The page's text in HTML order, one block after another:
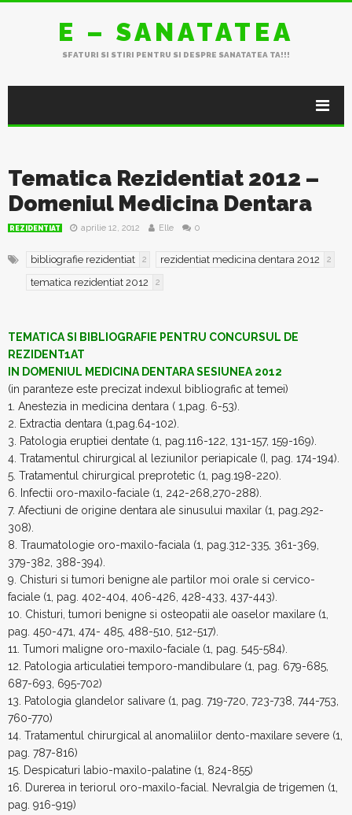
E – SANATATEA
SFATURI SI STIRI PENTRU SI DESPRE SANATATEA TA!!!
Tematica Rezidentiat 2012 –
Domeniul Medicina Dentara
REZIDENTIAT aprilie 12, 2012 Elle 0
bibliografie rezidentiat 2 rezidentiat medicina dentara 2012 2
tematica rezidentiat 2012 2
TEMATICA SI BIBLIOGRAFIE PENTRU CONCURSUL DE
REZIDENT1AT
IN DOMENIUL MEDICINA DENTARA SESIUNEA 2012
(in paranteze este precizat indexul bibliografic at temei)
1. Anestezia in medicina dentara ( 1,pag. 6-53).
2. Extractia dentara (1,pag.64-102).
3. Patologia eruptiei dentate (1, pag.116-122, 131-157, 159-169).
4. Tratamentul chirurgical al leziunilor periapicale (I, pag. 174-194).
5. Tratamentul chirurgical preprotetic (1, pag.198-220).
6. Infectii oro-maxilo-faciale (1, 242-268,270-288).
7. Afectiuni de origine dentara ale sinusului maxilar (1, pag.292-
308).
8. Traumatologie oro-maxilo-faciala (1, pag.312-335, 361-369,
379-382, 388-394).
9. Chisturi si tumori benigne ale partilor moi orale si cervico-
faciale (1, pag. 402-404, 406-426, 428-433, 437-443).
10. Chisturi, tumori benigne si osteopatii ale oaselor maxilare (1,
pag. 450-471, 474- 485, 488-510, 512-517).
11. Tumori maligne oro-maxilo-faciale (1, pag. 545-584).
12. Patologia articulatiei temporo-mandibulare (1, pag. 679-685,
687-693, 695-702)
13. Patologia glandelor salivare (1, pag. 719-720, 723-738, 744-753,
760-770)
14. Tratamentul chirurgical al anomaliilor dento-maxilare severe (1,
pag. 787-816)
15. Despicaturi labio-maxilo-palatine (1, 824-855)
16. Durerea in teriorul oro-maxilo-facial. Nevralgia de trigemen (1,
pag. 916-919)